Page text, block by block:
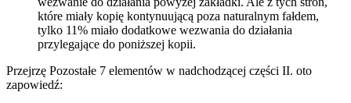
które miały kopię kontynuującą poza naturalnym fałdem,
tylko 11% miało dodatkowe wezwania do działania
przylegające do poniższej kopii.
Przejrzę Pozostałe 7 elementów w nadchodzącej części II. oto
zapowiedź: